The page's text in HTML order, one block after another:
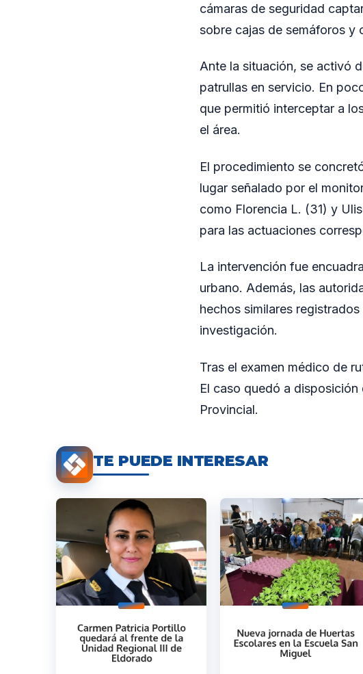
cámaras de seguridad
sobre cajas de semáforos y
Ante la situación, se activó
patrullas en servicio. En
que permitió interceptar a
el área.
El procedimiento se
lugar señalado por el
como Florencia L. (31) y
para las actuaciones
La intervención fue
urbano. Además, las
hechos similares
investigación.
Tras el examen médico de
El caso quedó a
Provincial.
TE PUEDE INTERESAR